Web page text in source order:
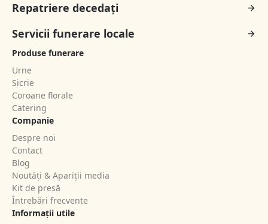
Repatriere decedați
Servicii funerare locale
Produse funerare
Urne
Sicrie
Coroane florale
Catering
Companie
Despre noi
Contact
Blog
Noutăți & Apariții media
Kit de presă
Întrebări frecvente
Informații utile